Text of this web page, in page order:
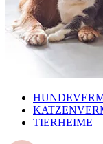
TIERHEIME